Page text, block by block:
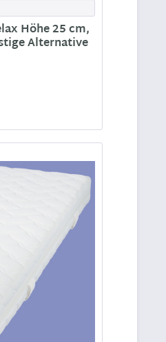
Höhe 25 cm,
Alternative